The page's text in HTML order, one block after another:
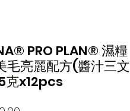
PRO PLAN® 濕糧
毛亮麗配方(醬汁三文
克x12pcs